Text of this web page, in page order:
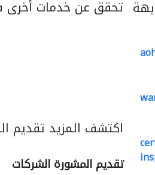
تحقق عن خدمات
اكتشف المزيد تقديم
تقديم المشورة الشركات